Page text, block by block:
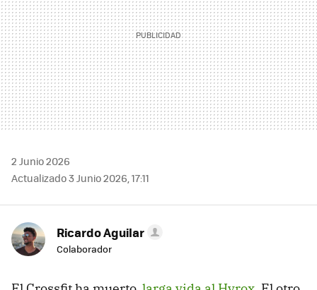
2 Junio 2026
Actualizado 3 Junio 2026, 17:11
Ricardo Aguilar
Colaborador